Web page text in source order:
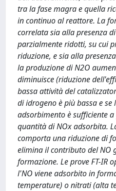
tra la fase magra e quella
in continuo al reattore. La
correlata sia alla presenza
parzialmente ridotti, su cui
riduzione, e sia alla
la produzione di N2O
diminuisce (riduzione
bassa attività del
di idrogeno è più bassa e
adsorbimento è sufficiente
quantità di NOx adsorbita.
comporta una riduzione di
elimina il contributo del NO
formazione. Le prove FT-IR
l'NO viene adsorbito in
temperature) o nitrati (alta